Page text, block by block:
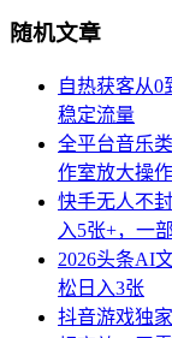
随机文章
自热获客从0
稳定流量
全平台音乐
作室放大操作
快手无人不
入5张+，一
2026头条AI
松日入3张
抖音游戏独